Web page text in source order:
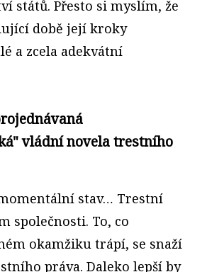
států. Přesto si myslím, že
době její kroky
a zcela adekvátní
vládní novela trestního
stav… Trestní
společnosti. To, co
okamžiku trápí, se snaží
práva. Daleko lepší by